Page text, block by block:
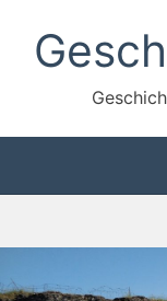
Inhalt
springen